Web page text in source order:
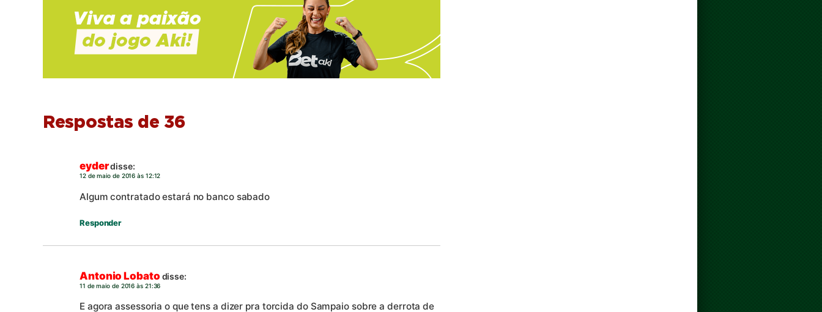
Respostas de 36
eyderdisse:
12 de maio de 2016 às 12:12
Algum contratado estará no banco sabado
Responder
Antonio Lobato disse:
11 de maio de 2016 às 21:36
E agora assessoria o que tens a dizer pra torcida do Sampaio sobre a derrota de